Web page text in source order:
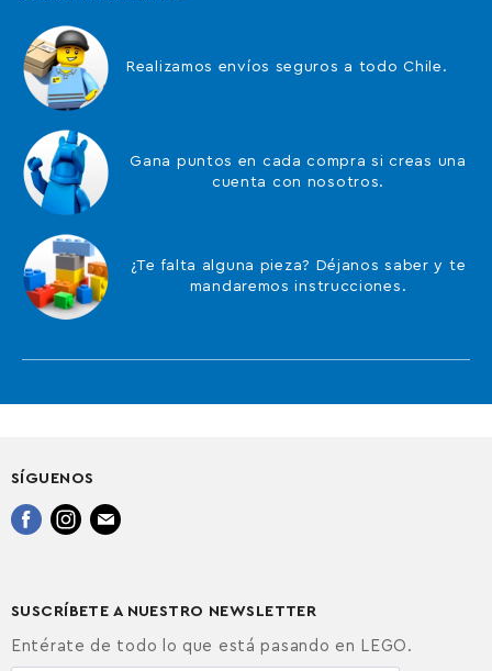
Realizamos envíos seguros a todo Chile.
Gana puntos en cada compra si creas una
cuenta con nosotros.
¿Te falta alguna pieza? Déjanos saber y te
mandaremos instrucciones.
SÍGUENOS
Encuéntrenos
Encuéntrenos
Encuéntrenos
SUSCRÍBETE A NUESTRO NEWSLETTER
Entérate de todo lo que está pasando en LEGO.